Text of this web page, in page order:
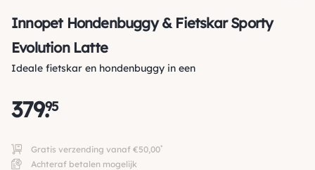
Innopet Hondenbuggy & Fietskar Sporty
Evolution Latte
Ideale fietskar en hondenbuggy in een
379.
95
Gratis verzending vanaf €50,00*
Achteraf betalen mogelijk